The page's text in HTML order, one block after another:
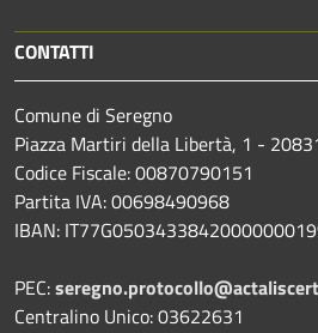
CONTATTI
Comune di Seregno
Piazza Martiri della Libertà, 1 -
Codice Fiscale: 00870790151
Partita IVA: 00698490968
IBAN:
PEC:
Centralino Unico: 03622631